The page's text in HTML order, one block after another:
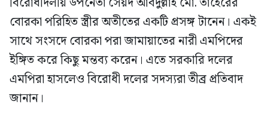
বোরকা পরিহিত স্ত্রীর অতীতের একটি প্রসঙ্গ টানেন। একই
সাথে সংসদে বোরকা পরা জামায়াতের নারী এমপিদের
ইঙ্গিত করে কিছু মন্তব্য করেন। এতে সরকারি দলের
এমপিরা হাসলেও বিরোধী দলের সদস্যরা তীব্র প্রতিবাদ
জানান।